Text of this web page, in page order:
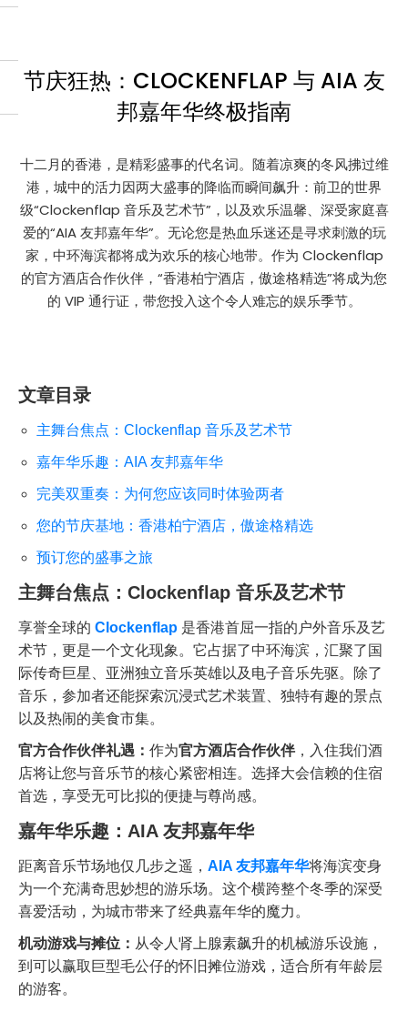
节庆狂热：CLOCKENFLAP 与 AIA 友
邦嘉年华终极指南
十二月的香港，是精彩盛事的代名词。随着凉爽的冬风拂过维
港，城中的活力因两大盛事的降临而瞬间飙升：前卫的世界
级“Clockenflap 音乐及艺术节”，以及欢乐温馨、深受家庭喜
爱的“AIA 友邦嘉年华”。无论您是热血乐迷还是寻求刺激的玩
家，中环海滨都将成为欢乐的核心地带。作为 Clockenflap
的官方酒店合作伙伴，“香港柏宁酒店，傲途格精选”将成为您
的 VIP 通行证，带您投入这个令人难忘的娱乐季节。
文章目录
主舞台焦点：Clockenflap 音乐及艺术节
嘉年华乐趣：AIA 友邦嘉年华
完美双重奏：为何您应该同时体验两者
您的节庆基地：香港柏宁酒店，傲途格精选
预订您的盛事之旅
主舞台焦点：Clockenflap 音乐及艺术节
享誉全球的 Clockenflap 是香港首屈一指的户外音乐及艺
术节，更是一个文化现象。它占据了中环海滨，汇聚了国
际传奇巨星、亚洲独立音乐英雄以及电子音乐先驱。除了
音乐，参加者还能探索沉浸式艺术装置、独特有趣的景点
以及热闹的美食市集。
官方合作伙伴礼遇： 作为官方酒店合作伙伴 ，入住我们酒
店将让您与音乐节的核心紧密相连。选择大会信赖的住宿
首选，享受无可比拟的便捷与尊尚感。
嘉年华乐趣：AIA 友邦嘉年华
距离音乐节场地仅几步之遥， AIA 友邦嘉年华将海滨变身
为一个充满奇思妙想的游乐场。这个横跨整个冬季的深受
喜爱活动，为城市带来了经典嘉年华的魔力。
机动游戏与摊位： 从令人肾上腺素飙升的机械游乐设施，
到可以赢取巨型毛公仔的怀旧摊位游戏，适合所有年龄层
的游客。